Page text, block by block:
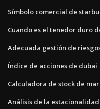
Símbolo comercial de
Cuando es el tenedor duro
Adecuada gestión de
Índice de acciones de dubai
Calculadora de stock de
Análisis de la